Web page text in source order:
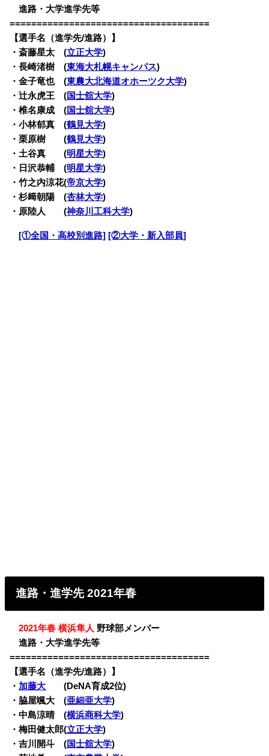
・進路・大学進学先等
=====================================
【選手名（進学先/進路）】
・斎藤星太 (立正大学)
・長崎渚樹 (東海大札幌キャンパス)
・金子竜也 (東農大北海道オホーツク大学)
・辻永虎王 (国士舘大学)
・椎名康成 (国士舘大学)
・小林郁真 (鶴見大学)
・栗原樹 (鶴見大学)
・土谷真 (明星大学)
・日沢恭輔 (明星大学)
・竹之内涼花(帝京大学)
・杉﨑朝陽 (杏林大学)
・原陸人 (神奈川工科大学)
[①全国・高校別進路] [②大学・新入部員]
進路・進学先 2021年春
・2021年春 横浜隼人 野球部メンバー
・進路・大学進学先等
=====================================
【選手名（進学先/進路）】
・ 加藤大 (DeNA育成2位)
・脇屋颯大 (亜細亜大学)
・中島涼晴 (横浜商科大学)
・梅田健太郎(立正大学)
・吉川開斗 (国士舘大学)